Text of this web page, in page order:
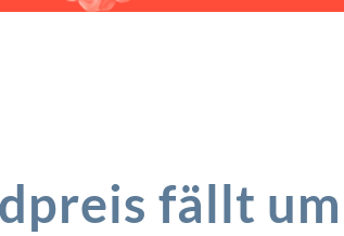
fällt